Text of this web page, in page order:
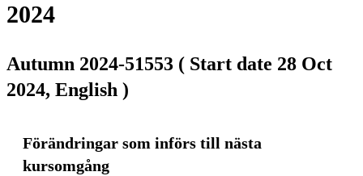
2024
Autumn 2024-51553 ( Start date 28 Oct
2024, English )
Förändringar som införs till nästa
kursomgång